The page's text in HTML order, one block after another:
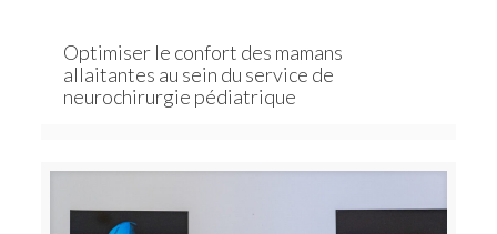
Optimiser le confort des mamans
allaitantes au sein du service de
neurochirurgie pédiatrique